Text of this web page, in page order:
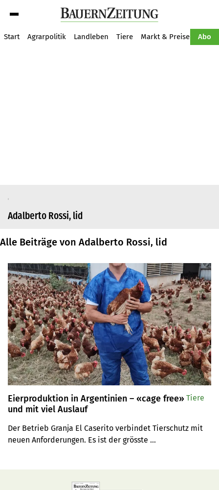
Start Agrarpolitik Landleben Tiere Markt & Preise Abo
Adalberto Rossi, lid
Alle Beiträge von Adalberto Rossi, lid
Eierproduktion in Argentinien – «cage free»
und mit viel Auslauf
Der Betrieb Granja El Caserito verbindet Tierschutz mit
neuen Anforderungen. Es ist der grösste
Tiere